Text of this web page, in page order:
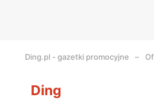
Ding.pl - gazetki promocyjne
Ding